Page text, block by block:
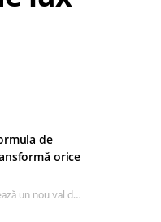
de
orice
România traversează un nou val de căldură, iar rutina de îngrijire capătă un rol esențial…